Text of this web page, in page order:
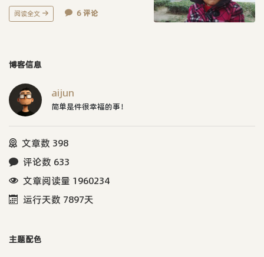
阅读全文 6 评论
博客信息
aijun
简单是件很幸福的事！
文章数 398
评论数 633
文章阅读量 1960234
运行天数 7897天
主题配色